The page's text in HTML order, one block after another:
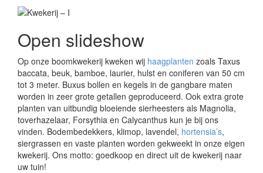
Open slideshow
Op onze boomkwekerij kweken wij haagplanten zoals Taxus
baccata, beuk, bamboe, laurier, hulst en coniferen van 50 cm
tot 3 meter. Buxus bollen en kegels in de gangbare maten
worden in zeer grote getallen geproduceerd. Ook extra grote
planten van uitbundig bloeiende sierheesters als Magnolia,
toverhazelaar, Forsythia en Calycanthus kun je bij ons
vinden. Bodembedekkers, klimop, lavendel, hortensia’s,
siergrassen en vaste planten worden gekweekt in onze eigen
kwekerij. Ons motto: goedkoop en direct uit de kwekerij naar
uw tuin!